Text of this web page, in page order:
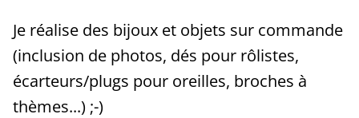
Je réalise des bijoux et objets sur commande
(inclusion de photos, dés pour rôlistes,
écarteurs/plugs pour oreilles, broches à
thèmes...) ;-)